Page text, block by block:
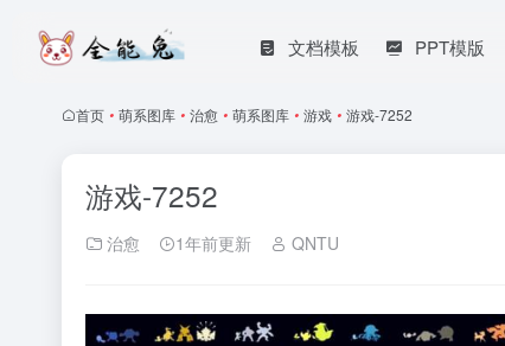
文档模板 PPT模版
首页 • 萌系图库 • 治愈 • 萌系图库 • 游戏 • 游戏-7252
游戏-7252
治愈 1年前更新 QNTU